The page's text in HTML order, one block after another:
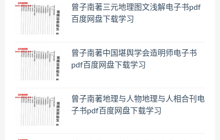
曾子南著三元地理图文浅解电子书pdf
百度网盘下载学习
曾子南著中国堪舆学会造明师电子书
pdf百度网盘下载学习
曾子南著地理与人物地理与人相合刊电
子书pdf百度网盘下载学习